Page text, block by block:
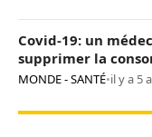
Covid-19: un
supprimer la
MONDE - SANTÉ•il y a 5